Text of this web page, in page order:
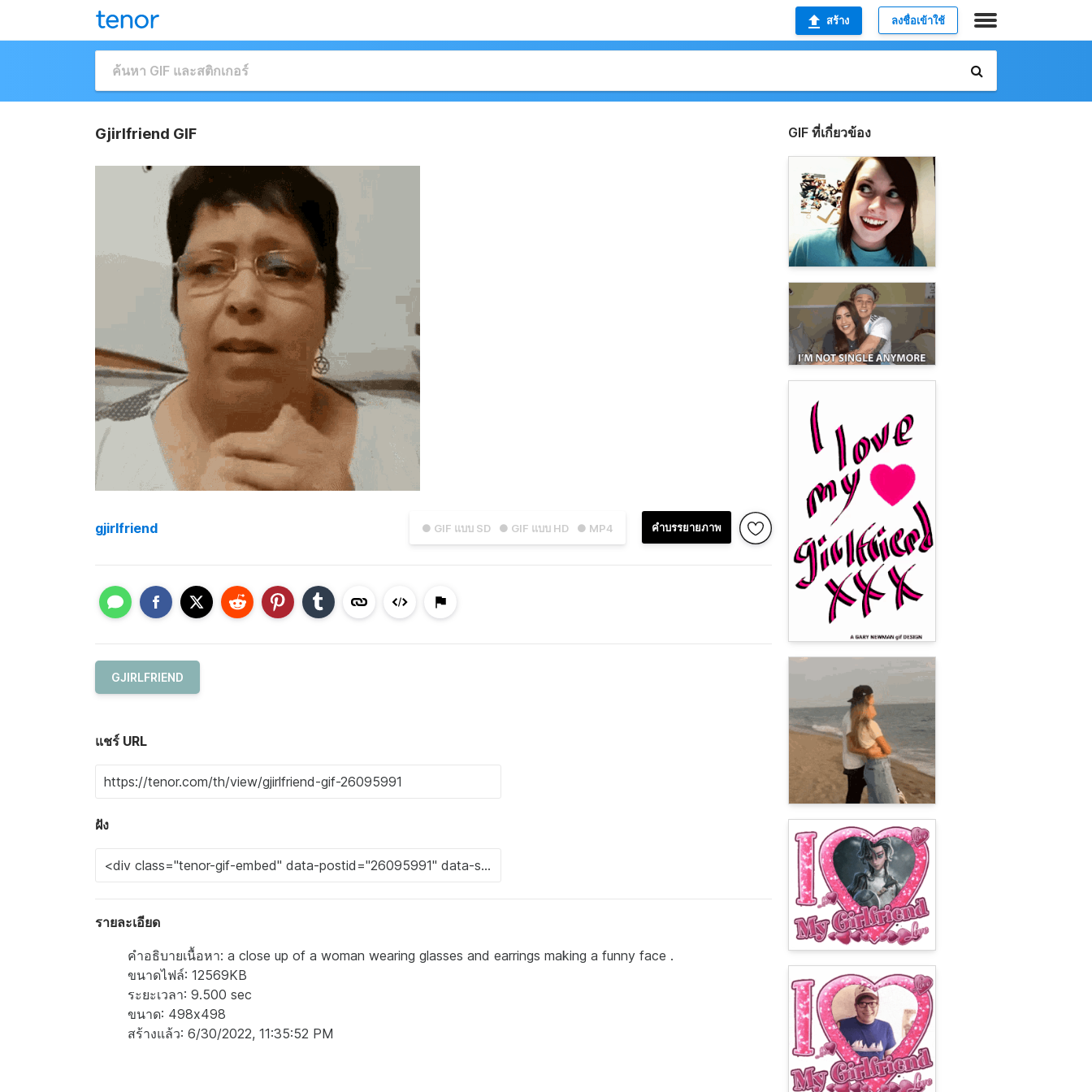
สร้าง ลงชื่อเข้าใช้
Gjirlfriend GIF
● GIF แบบ SD ● GIF แบบ HD ● MP4 คำบรรยายภาพ
gjirlfriend
GJIRLFRIEND
แชร์ URL
ฝัง
รายละเอียด
คำอธิบายเนื้อหา: a close up of a woman wearing glasses and earrings making a funny face .
ขนาดไฟล์: 12569KB
ระยะเวลา: 9.500 sec
ขนาด: 498x498
สร้างแล้ว: 6/30/2022, 11:35:52 PM
GIF ที่เกี่ยวข้อง